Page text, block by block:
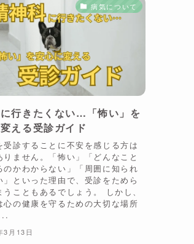
病気について
行きたくない…「怖い」を
える受診ガイド
受診することに不安を感じる方は
りません。「怖い」「どんなこと
のかわからない」「周囲に知られ
」といった理由で、受診をためら
うこともあるでしょう。 しかし、
心の健康を守るための大切な場所
3月13日